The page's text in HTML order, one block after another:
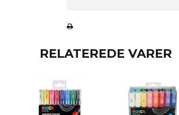
RELATEREDE VARER